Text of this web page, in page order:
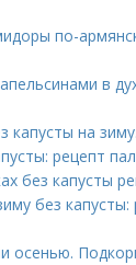
по-
в
капусты на
рецепт
без капусты
без капусты:
осенью.